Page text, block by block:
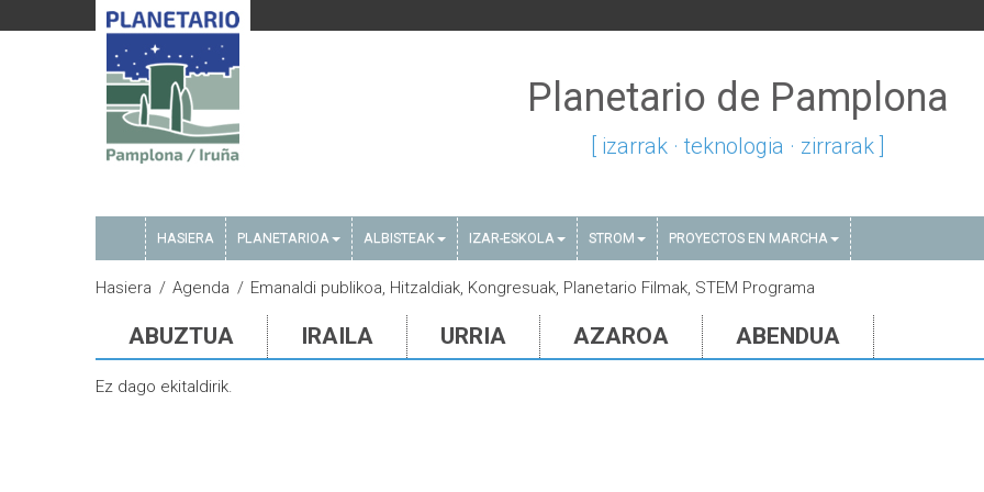
Planetario de Pamplona
[ izarrak · teknologia · zirrarak ]
HASIERA PLANETARIOA ALBISTEAK IZAR-ESKOLA STROM PROYECTOS EN MARCHA
Hasiera Agenda Emanaldi publikoa, Hitzaldiak, Kongresuak, Planetario Filmak, STEM Programa
ABUZTUA IRAILA URRIA AZAROA ABENDUA
Ez dago ekitaldirik.